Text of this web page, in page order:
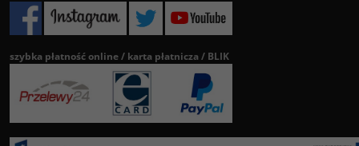
szybka płatność online / karta płatnicza / BLIK